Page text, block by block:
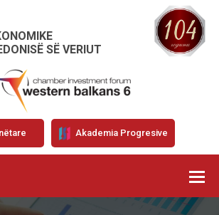
SË VERIUT
Akademia Progresive